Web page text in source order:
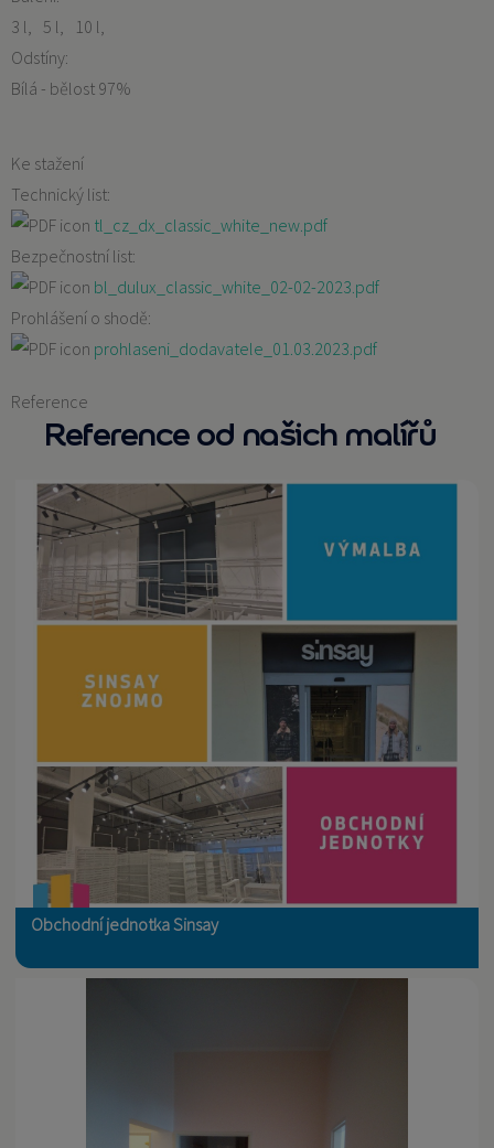
3 l
5 l
10 l
Odstíny:
Bílá - bělost 97%
Ke stažení
Technický list:
tl_cz_dx_classic_white_new.pdf
Bezpečnostní list:
bl_dulux_classic_white_02-02-2023.pdf
Prohlášení o shodě:
prohlaseni_dodavatele_01.03.2023.pdf
Reference
Reference od našich malířů
Obchodní jednotka Sinsay